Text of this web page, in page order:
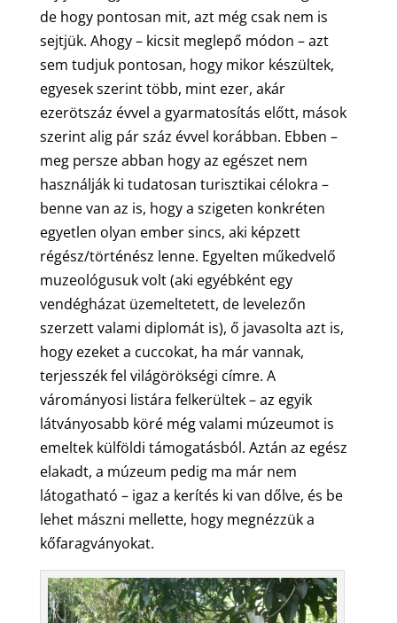
de hogy pontosan mit, azt még csak nem is
sejtjük. Ahogy – kicsit meglepő módon – azt
sem tudjuk pontosan, hogy mikor készültek,
egyesek szerint több, mint ezer, akár
ezerötszáz évvel a gyarmatosítás előtt, mások
szerint alig pár száz évvel korábban. Ebben –
meg persze abban hogy az egészet nem
használják ki tudatosan turisztikai célokra –
benne van az is, hogy a szigeten konkréten
egyetlen olyan ember sincs, aki képzett
régész/történész lenne. Egyelten műkedvelő
muzeológusuk volt (aki egyébként egy
vendégházat üzemeltetett, de levelezőn
szerzett valami diplomát is), ő javasolta azt is,
hogy ezeket a cuccokat, ha már vannak,
terjesszék fel világörökségi címre. A
várományosi listára felkerültek – az egyik
látványosabb köré még valami múzeumot is
emeltek külföldi támogatásból. Aztán az egész
elakadt, a múzeum pedig ma már nem
látogatható – igaz a kerítés ki van dőlve, és be
lehet mászni mellette, hogy megnézzük a
kőfaragványokat.